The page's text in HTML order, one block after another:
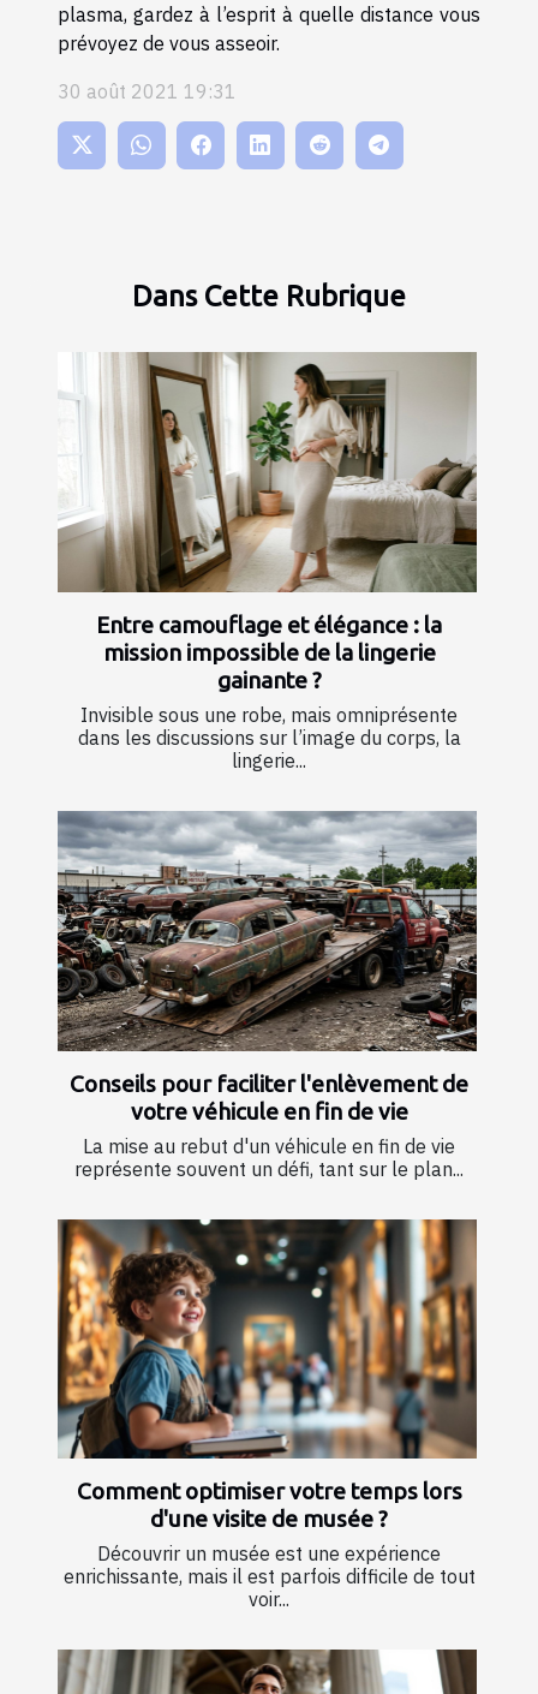
plasma, gardez à l’esprit à quelle distance vous
prévoyez de vous asseoir.
30 août 2021 19:31
Dans Cette Rubrique
Entre camouflage et élégance : la
mission impossible de la lingerie
gainante ?
Invisible sous une robe, mais omniprésente
dans les discussions sur l’image du corps, la
lingerie...
Conseils pour faciliter l'enlèvement de
votre véhicule en fin de vie
La mise au rebut d'un véhicule en fin de vie
représente souvent un défi, tant sur le plan...
Comment optimiser votre temps lors
d'une visite de musée ?
Découvrir un musée est une expérience
enrichissante, mais il est parfois difficile de tout
voir...